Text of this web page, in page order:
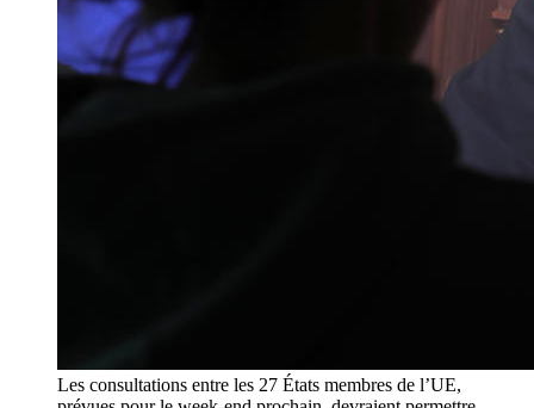
Les consultations entre les 27 États membres de l’UE,